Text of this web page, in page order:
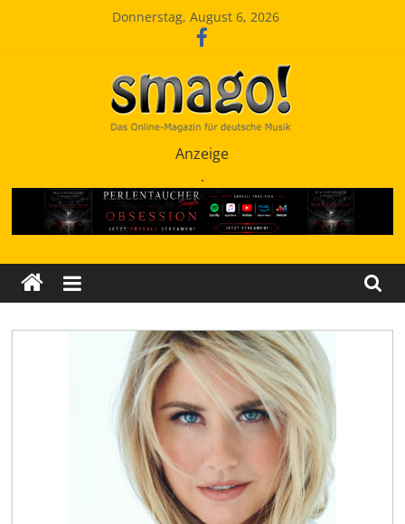
Donnerstag, August 6, 2026
SchlagerMAGazinOnline
Anzeige
.